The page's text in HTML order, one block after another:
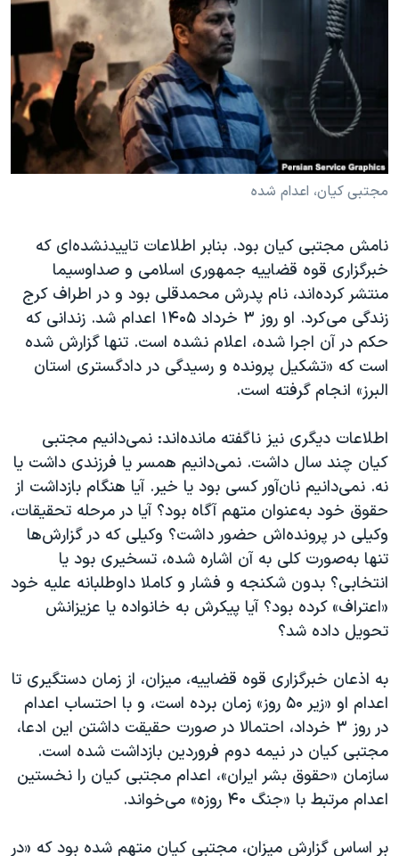
فرهنگ و زندگی
حقوق شهروندی
اقتصادی
علم و فناوری
اسرائیل در جنگ
گالری عکس
مستندها
انتخابات ریاست جمهوری آمریکا ۲۰۲۴
حمله جمهوری اسلامی به اسرائیل
رمز مهسا
ورزش زنان در ایران
اعتراضات زن، زندگی، آزادی
تریبونال مردمی آبان ۹۸
دادگاه حمید نوری
چهل سال گروگان‌گیری
قانون شفافیت دارائی کادر رهبری ایران
اعتراضات مردمی آبان ۹۸
اسرائیل در جنگ
نرگس محمدی برنده جایزه نوبل صلح
همایش محافظه‌کاران آمریکا «سی‌پک»
صفحه‌های ویژه
سفر پرزیدنت ترامپ به چین
دنبال کنید
زبانهای مختلف
مجتبی کیان، اعدام شده
نامش مجتبی کیان بود. بنابر اطلاعات تاییدنشده‌ای که
خبرگزاری قوه قضاییه جمهوری اسلامی و صداوسیما
منتشر کرده‌اند، نام پدرش محمدقلی بود و در اطراف کرج
زندگی می‌کرد. او روز ۳ خرداد ۱۴۰۵ اعدام شد. زندانی که
حکم در آن اجرا شده، اعلام نشده است. تنها گزارش شده
است که «تشکیل پرونده و رسیدگی در دادگستری استان
البرز» انجام گرفته است.
اطلاعات دیگری نیز ناگفته مانده‌اند: نمی‌دانیم مجتبی
کیان چند سال داشت. نمی‌دانیم همسر یا فرزندی داشت یا
نه. نمی‌دانیم نان‌آور کسی بود یا خیر. آیا هنگام بازداشت از
حقوق خود به‌عنوان متهم آگاه بود؟ آیا در مرحله تحقیقات،
وکیلی در پرونده‌اش حضور داشت؟ وکیلی که در گزارش‌ها
تنها به‌صورت کلی به آن اشاره شده، تسخیری بود یا
انتخابی؟ بدون شکنجه و فشار و کاملا داوطلبانه علیه خود
«اعتراف» کرده بود؟ آیا پیکرش به خانواده یا عزیزانش
تحویل داده شد؟
به اذعان خبرگزاری قوه قضاییه، میزان، از زمان دستگیری تا
اعدام او «زیر ۵۰ روز» زمان برده است، و با احتساب اعدام
در روز ۳ خرداد، احتمالا در صورت حقیقت داشتن این ادعا،
مجتبی کیان در نیمه دوم فروردین بازداشت شده است.
سازمان «حقوق بشر ایران»، اعدام مجتبی کیان را نخستین
اعدام مرتبط با «جنگ ۴۰ روزه» می‌خواند.
بر اساس گزارش‌ میزان، مجتبی کیان متهم شده بود که «در